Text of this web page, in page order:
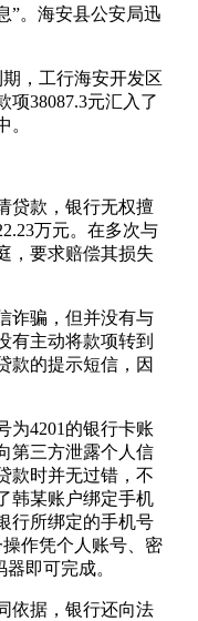
”。海安县公安局迅
，工行海安开发区
项38087.3元汇入了
。
款，银行无权擅
万元。在多次与
，要求赔偿其损失
骗，但并没有与
有主动将款项转到
款的提示短信，因
4201的银行卡账
第三方泄露个人信
款时并无过错，不
韩某账户绑定手机
行所绑定的手机号
作凭个人账号、密
即可完成。
据，银行还向法